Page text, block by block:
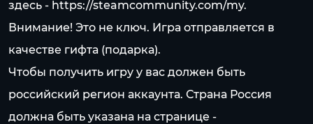
здесь - https://steamcommunity.com/my.
Внимание! Это не ключ. Игра отправляется в
качестве гифта (подарка).
Чтобы получить игру у вас должен быть
российский регион аккаунта. Страна Россия
должна быть указана на странице -